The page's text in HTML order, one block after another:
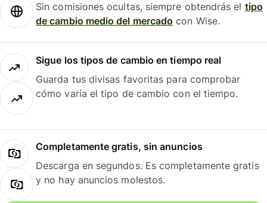
Sin comisiones ocultas, siempre obtendrás el tipo
de cambio medio del mercado con Wise.
Sigue los tipos de cambio en tiempo real
Guarda tus divisas favoritas para comprobar
cómo varía el tipo de cambio con el tiempo.
Completamente gratis, sin anuncios
Descarga en segundos. Es completamente gratis
y no hay anuncios molestos.